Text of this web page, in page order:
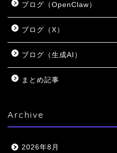
ブログ（OpenClaw）
ブログ（X）
ブログ（生成AI）
まとめ記事
Archive
2026年8月